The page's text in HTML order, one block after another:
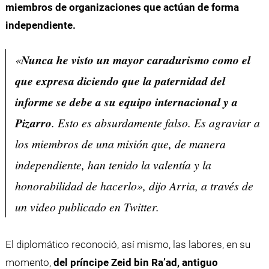
miembros de organizaciones que actúan de forma
independiente.
«Nunca he visto un mayor caradurismo como el
que expresa diciendo que la paternidad del
informe se debe a su equipo internacional y a
Pizarro. Esto es absurdamente falso. Es agraviar a
los miembros de una misión que, de manera
independiente, han tenido la valentía y la
honorabilidad de hacerlo», dijo Arria, a través de
un video publicado en Twitter.
El diplomático reconoció, así mismo, las labores, en su
momento,del príncipe Zeid bin Ra’ad, antiguo